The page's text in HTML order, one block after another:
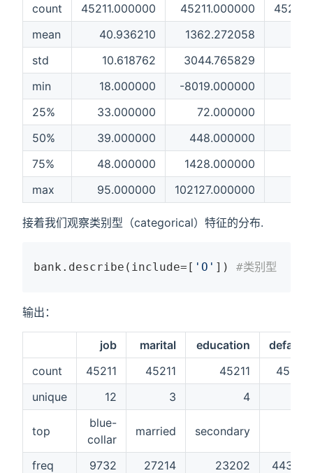
count
45211.000000 45211.000000
mean
40.936210 1362.272058
std
10.618762 3044.765829
min
18.000000 -8019.000000
25%
33.000000 72.000000
50%
39.000000 448.000000
75%
48.000000 1428.000000
max
95.000000 102127.000000
接着我们观察类别型（categorical）特征的分布.
bank.describe(include=[ 'O' ]) #类别型（
输出：
job marital education
default
count
45211 45211 45211
45211
unique
12 3 4
top
blue-
collar
married secondary
freq 9732 27214 23202 44396